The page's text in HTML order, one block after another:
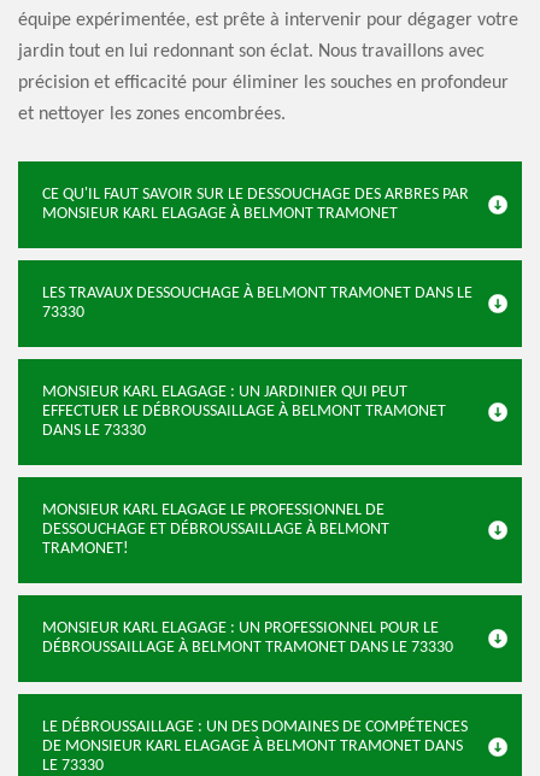
équipe expérimentée, est prête à intervenir pour dégager votre
jardin tout en lui redonnant son éclat. Nous travaillons avec
précision et efficacité pour éliminer les souches en profondeur
et nettoyer les zones encombrées.
CE QU'IL FAUT SAVOIR SUR LE DESSOUCHAGE DES ARBRES PAR
MONSIEUR KARL ELAGAGE À BELMONT TRAMONET
LES TRAVAUX DESSOUCHAGE À BELMONT TRAMONET DANS LE
73330
MONSIEUR KARL ELAGAGE : UN JARDINIER QUI PEUT
EFFECTUER LE DÉBROUSSAILLAGE À BELMONT TRAMONET
DANS LE 73330
MONSIEUR KARL ELAGAGE LE PROFESSIONNEL DE
DESSOUCHAGE ET DÉBROUSSAILLAGE À BELMONT
TRAMONET!
MONSIEUR KARL ELAGAGE : UN PROFESSIONNEL POUR LE
DÉBROUSSAILLAGE À BELMONT TRAMONET DANS LE 73330
LE DÉBROUSSAILLAGE : UN DES DOMAINES DE COMPÉTENCES
DE MONSIEUR KARL ELAGAGE À BELMONT TRAMONET DANS
LE 73330